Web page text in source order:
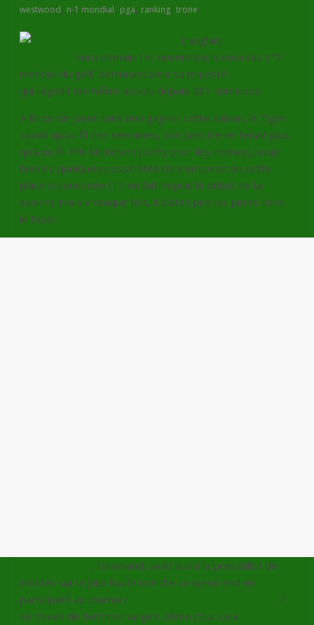
westwood, n-1 mondial, pga, ranking,trone
L’anglais
sera demain 1er novembre le nouveau n°1
mondial du golf, détrônant ainsi sa majesté
qui régnait en maître absolu depuis 281 semaines.
A force de jouer sans rien gagner cette saison, le Tigre
savait qu’au fil des semaines, son sceptre ne tenait plus
qu’à un fil. Phil Mickelson (Lefty pour les intimes), avait
bien eu quelques possibilités de s’emparer de cette
place si convoitée (12 en fait depuis le début de la
saison), mais à chaque fois, il s’était pris les pieds dans
le tapis.
, l’allemand, avait aussi la possibilité de
monter sur la plus haute marche ce week-end en
participant au tournoi l’
. Il
se devait de terminer au pire 2ème pour cela.